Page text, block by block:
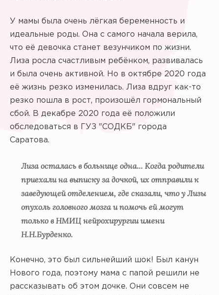
У мамы была очень лёгкая беременность и
идеальные роды. Она с самого начала верила,
что её девочка станет везунчиком по жизни.
Лиза росла счастливым ребёнком, развивалась
и была очень активной. Но в октябре 2020 года
её жизнь резко изменилась. Лиза вдруг как-то
резко пошла в рост, произошёл гормональный
сбой. В декабре 2020 года её положили
обследоваться в ГУЗ "СОДКБ" города
Саратова.
Лиза осталась в больнице одна... Когда родители
приехали на выписку за дочкой, их отправили к
заведующей отделением, где сказали, что у Лизы
опухоль головного мозга и помочь ей могут
только в НМИЦ нейрохирургии имени
Н.Н.Бурденко.
Конечно, это был сильнейший шок! Был канун
Нового года, поэтому мама с папой решили не
рассказывать об этом дочке. Они совсем не